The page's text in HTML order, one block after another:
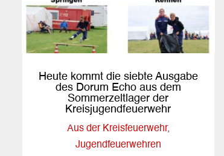
Heute kommt die siebte Ausgabe
des Dorum Echo aus dem
Sommerzeltlager der
Kreisjugendfeuerwehr
Aus der Kreisfeuerwehr,
Jugendfeuerwehren